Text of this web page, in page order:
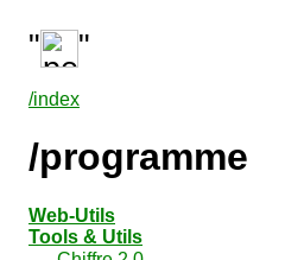
" "
/index
/programme
Web-Utils
Tools & Utils